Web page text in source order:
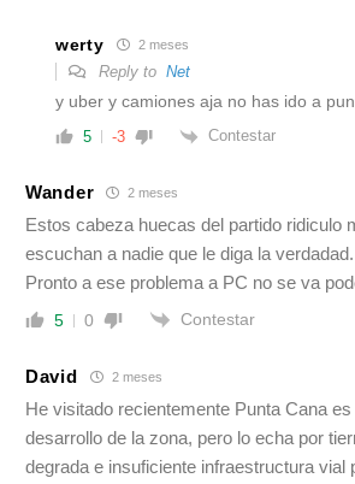
werty 2 meses
Reply to Net
y uber y camiones aja no has ido a
5 -3 Contestar
Wander 2 meses
Estos cabeza huecas del partido ridiculo
escuchan a nadie que le diga la
Pronto a ese problema a PC no se va
5 0 Contestar
David 2 meses
He visitado recientemente Punta Cana
desarrollo de la zona, pero lo echa por
degrada e insuficiente infraestructura vial